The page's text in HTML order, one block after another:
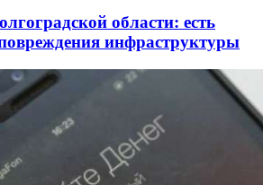
области: есть
инфраструктуры
в топе зарплатного
и ВолгГМУ вошли в топ‑15
и фармацевтики